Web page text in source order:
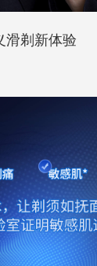
滑剃新体验